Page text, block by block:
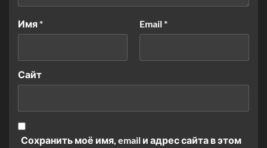
Имя* Email*
Сайт
Сохранить моё имя, email и адрес сайта в этом